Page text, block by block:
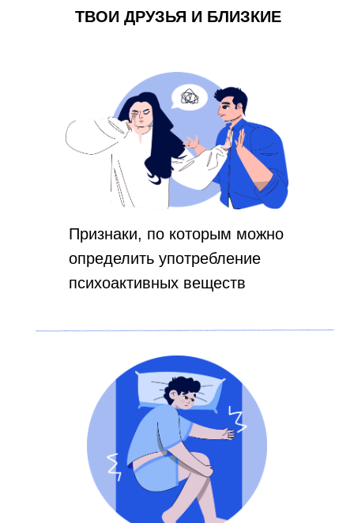
ТВОИ ДРУЗЬЯ И БЛИЗКИЕ
Признаки, по которым можно
определить употребление
психоактивных веществ